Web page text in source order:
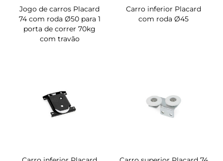
Jogo de carros Placard
74 com roda Ø50 para 1
porta de correr 70kg
com travão
Carro inferior Placard
com roda Ø45